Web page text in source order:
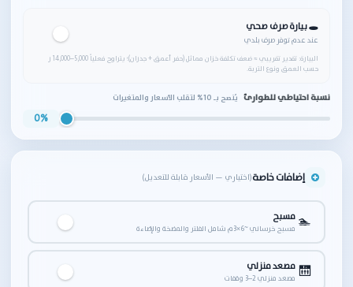
🕳️ بيارة صرف صحي
عند عدم توفر صرف بلدي
البيارة: تقدير تقريبي ≈ ضعف تكلفة خزان مماثل (حفر أعمق + جدران)؛ يتراوح فعلياً 5,000–14,000 ر
حسب العمق ونوع التربة.
نسبة احتياطي للطوارئ يُنصح بـ 10% لتقلب الأسعار والمتغيرات
0%
إضافات خاصة(اختياري — الأسعار قابلة للتعديل)
🏊 مسبح
مسبح خرساني ~6×3م شامل الفلتر والمضخة والإضاءة
🛗 مصعد منزلي
مصعد منزلي 2–3 وقفات